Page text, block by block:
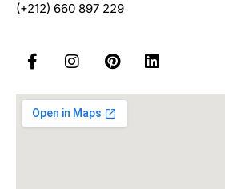
(+212) 660 897 229